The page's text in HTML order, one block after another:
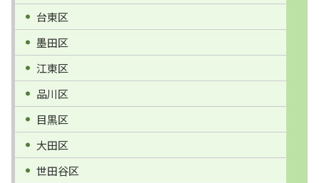
台東区
墨田区
江東区
品川区
目黒区
大田区
世田谷区